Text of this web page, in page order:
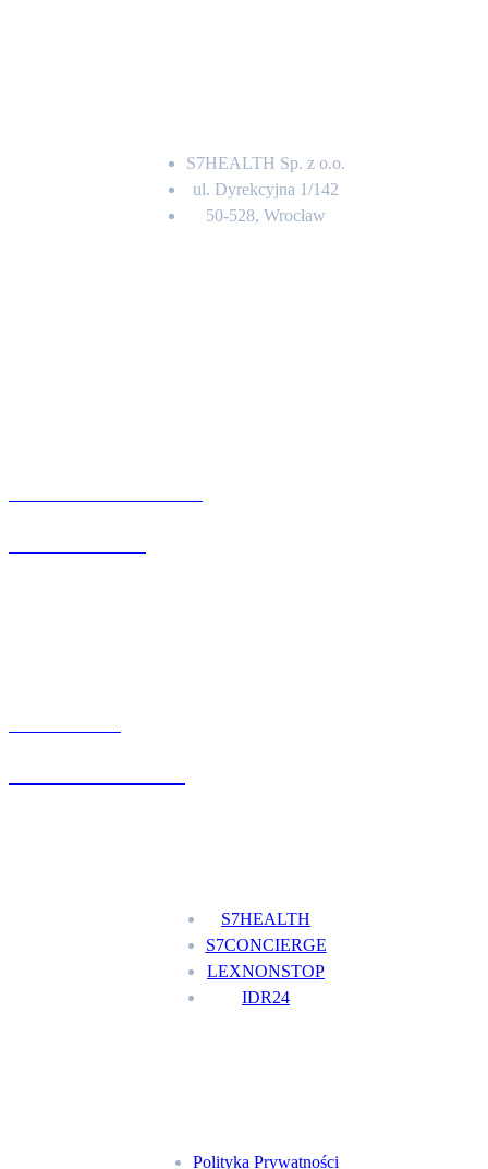
S7HEALTH Sp. z o.o.
ul. Dyrekcyjna 1/142
50-528, Wrocław
S7HEALTH
S7CONCIERGE
LEXNONSTOP
IDR24
Polityka Prywatności